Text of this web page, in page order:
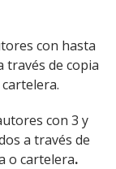
con hasta
través de copia
con 3 y
a través de
o cartelera.